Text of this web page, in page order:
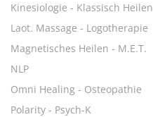
Kinesiologie - Klassisch Heilen
Laot. Massage - Logotherapie
Magnetisches Heilen - M.E.T.
NLP
Omni Healing - Osteopathie
Polarity - Psych-K